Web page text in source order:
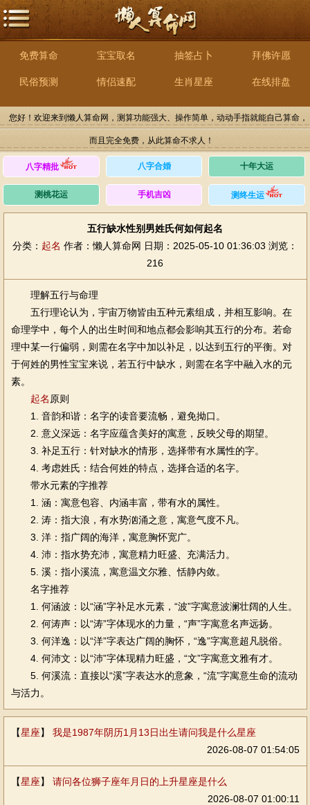
免费算命 宝宝取名 抽签占卜 拜佛许愿
民俗预测 情侣速配 生肖星座 在线排盘
您好！欢迎来到懒人算命网，测算功能强大、操作简单，动动手指就能自己算命，
而且完全免费，从此算命不求人！
八字精批 八字合婚 十年大运
测桃花运 手机吉凶 测终生运
五行缺水性别男姓氏何如何起名
分类： 起名 作者：懒人算命网 日期：2025-05-10 01:36:03 浏览：
216
理解五行与命理
五行理论认为，宇宙万物皆由五种元素组成，并相互影响。在
命理学中，每个人的出生时间和地点都会影响其五行的分布。若命
理中某一行偏弱，则需在名字中加以补足，以达到五行的平衡。对
于何姓的男性宝宝来说，若五行中缺水，则需在名字中融入水的元
素。
起名 原则
1. 音韵和谐：名字的读音要流畅，避免拗口。
2. 意义深远：名字应蕴含美好的寓意，反映父母的期望。
3. 补足五行：针对缺水的情形，选择带有水属性的字。
4. 考虑姓氏：结合何姓的特点，选择合适的名字。
带水元素的字推荐
1. 涵：寓意包容、内涵丰富，带有水的属性。
2. 涛：指大浪，有水势汹涌之意，寓意气度不凡。
3. 洋：指广阔的海洋，寓意胸怀宽广。
4. 沛：指水势充沛，寓意精力旺盛、充满活力。
5. 溪：指小溪流，寓意温文尔雅、恬静内敛。
名字推荐
1. 何涵波：以“涵”字补足水元素，“波”字寓意波澜壮阔的人生。
2. 何涛声：以“涛”字体现水的力量，“声”字寓意名声远扬。
3. 何洋逸：以“洋”字表达广阔的胸怀，“逸”字寓意超凡脱俗。
4. 何沛文：以“沛”字体现精力旺盛，“文”字寓意文雅有才。
5. 何溪流：直接以“溪”字表达水的意象，“流”字寓意生命的流动
与活力。
【星座】 我是1987年阴历1月13日出生请问我是什么星座
2026-08-07 01:54:05
【星座】 请问各位狮子座年月日的上升星座是什么
2026-08-07 01:00:11